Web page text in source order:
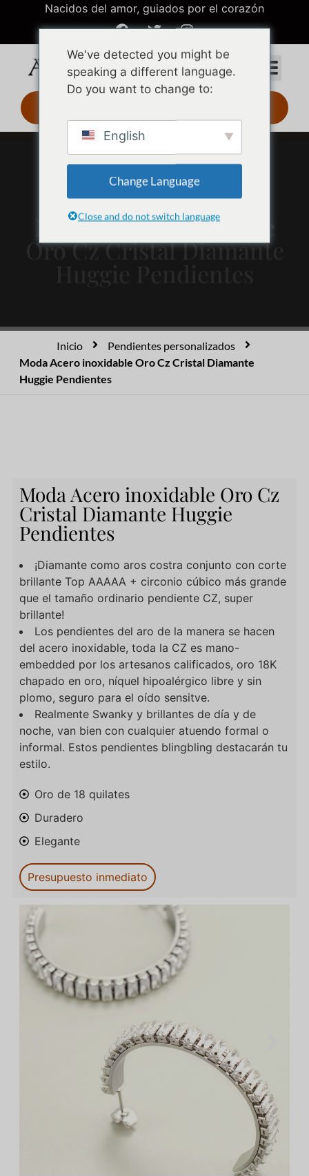
Nacidos del amor, guiados por el corazón
Moda Acero inoxidable
Oro Cz Cristal Diamante
Inicio
Pendientes personalizados
Moda Acero inoxidable Oro Cz Cristal Diamante
Huggie Pendientes
Moda Acero inoxidable Oro Cz
Cristal Diamante Huggie
Pendientes
¡Diamante como aros costra conjunto con corte
brillante Top AAAAA + circonio cúbico más grande
que el tamaño ordinario pendiente CZ, super
brillante!
Los pendientes del aro de la manera se hacen
del acero inoxidable, toda la CZ es mano-
embedded por los artesanos calificados, oro 18K
chapado en oro, níquel hipoalérgico libre y sin
plomo, seguro para el oído sensitve.
Realmente Swanky y brillantes de día y de
noche, van bien con cualquier atuendo formal o
informal. Estos pendientes blingbling destacarán tu
estilo.
Oro de 18 quilates
Duradero
Elegante
Presupuesto inmediato
We've detected you might be
speaking a different language.
Do you want to change to:
English
Change Language
Close and do not switch language